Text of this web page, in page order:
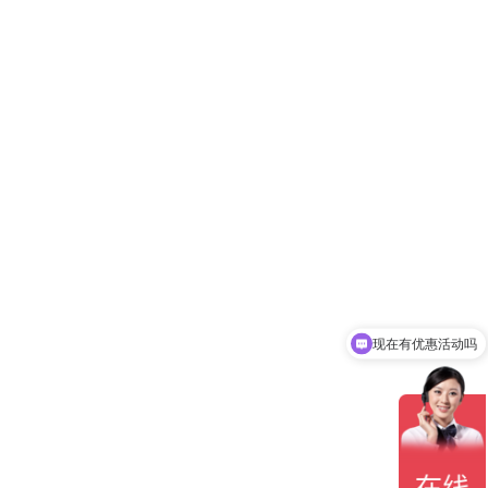
可以介绍下你们的产品么
现在有优惠活动吗